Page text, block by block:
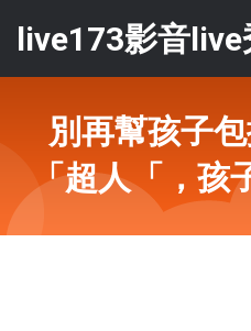
live173影音
別再幫孩子
「超人「，孩